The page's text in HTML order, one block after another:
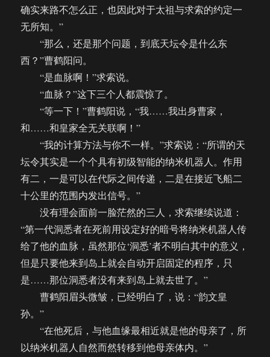
确实来路不怎么正，也因此对于太祖与求索的约定一
无所知。”
“那么，还是那个问题，到底天坛令是什么东
西？”曹鹤阳问。
“是血脉啊！”求索说。
“血脉？”这下三个人都震惊了。
“等一下！”曹鹤阳说，“我……我出身曹家，
和……和皇家全无关联啊！”
“我的计算方法与你不一样。”求索说：“所谓的天
坛令其实是一个个具有初级智能的纳米机器人。作用
有二，一是可以在代际之间传递，二是在接近飞船二
十公里的范围内发出信号。”
没有理会面前一脸茫然的三人，求索继续说道：
“第一代洞悉者在死前用设定好的暗号将纳米机器人传
给了他的血脉，虽然那位‘洞悉’者不明白其中的意义，
但是只要他来到岛上就会自动开启固定的程序，只
是……那位洞悉者没有来到岛上就去世了。”
曹鹤阳眉头微皱，已经明白了，说：“韵文皇
孙。”
“在他死后，与他血缘最相近就是他的母亲了，所
以纳米机器人自然而然转移到他母亲体内。”